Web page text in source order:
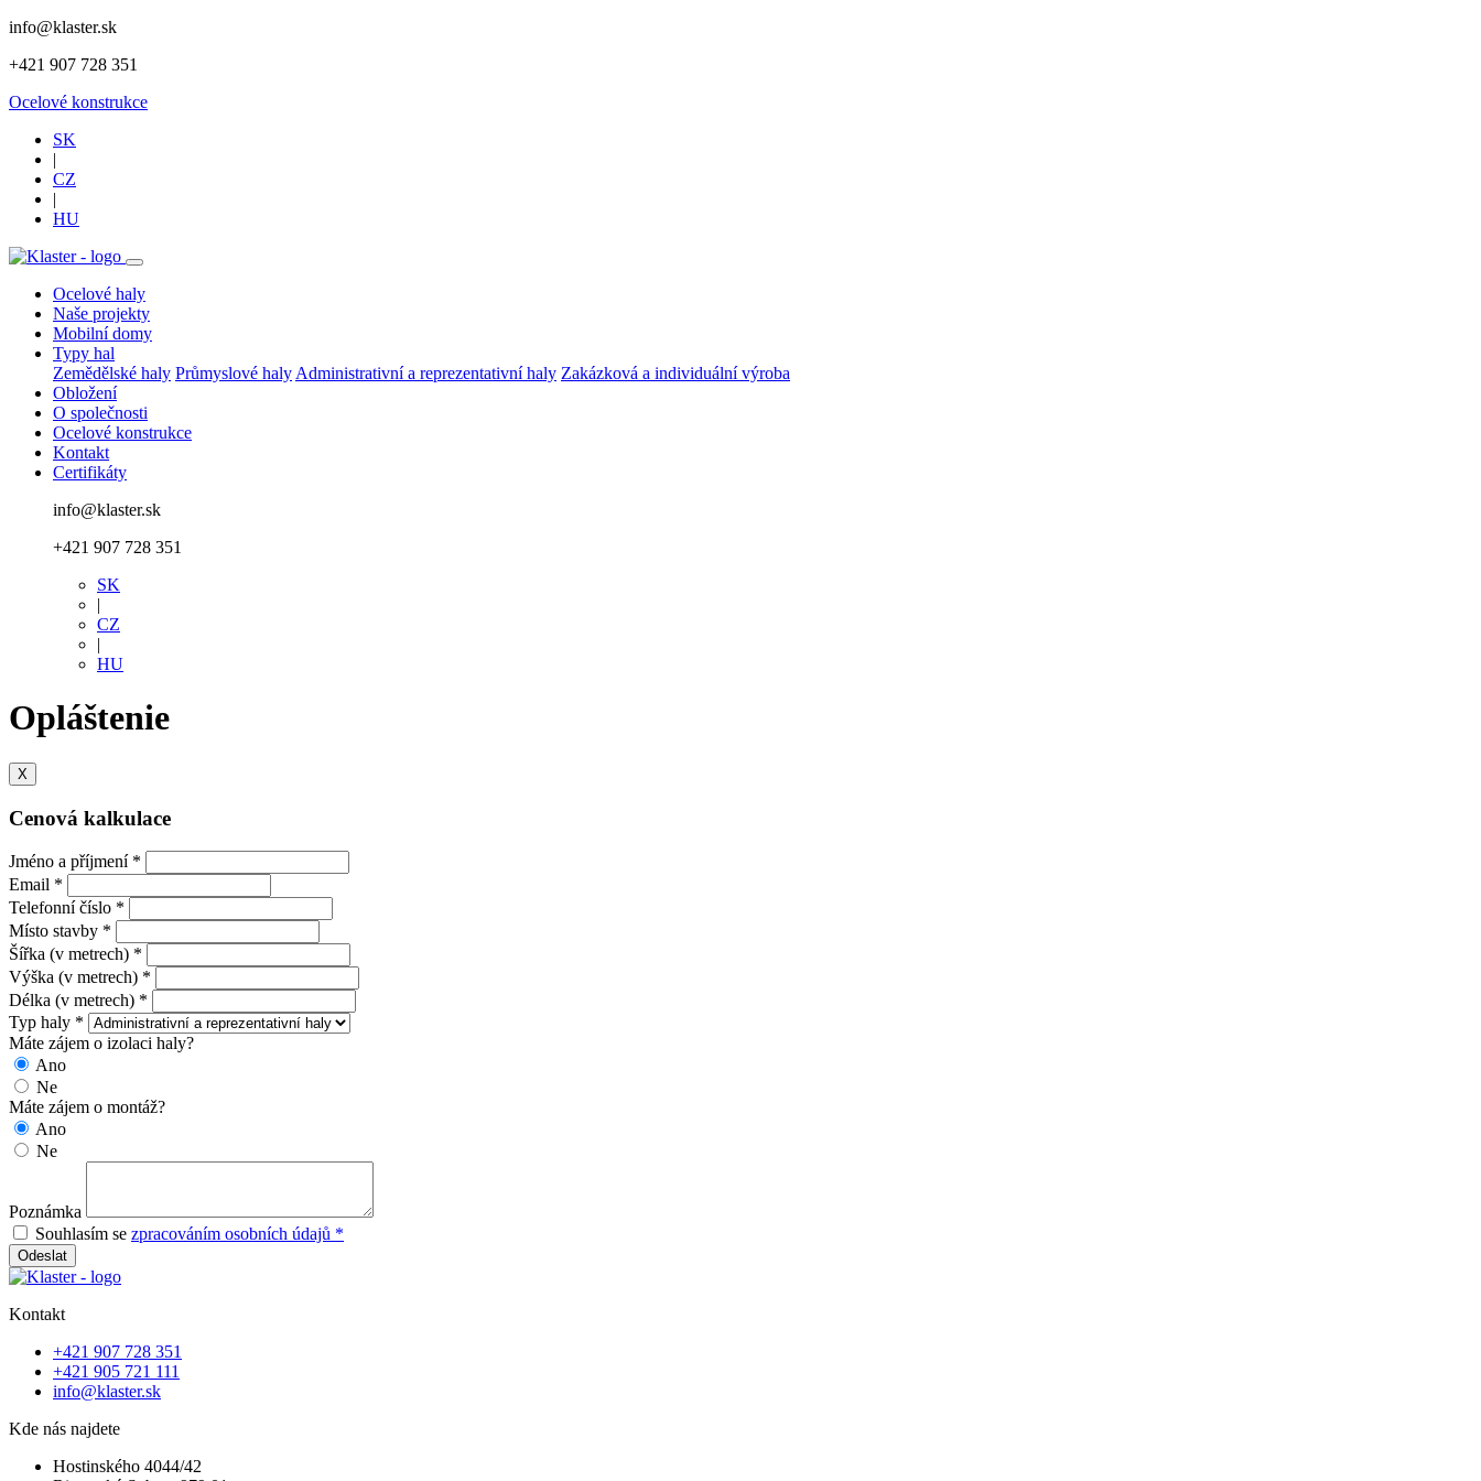
info@klaster.sk
+421 907 728 351
Ocelové konstrukce
SK
|
CZ
|
HU
Ocelové haly
Naše projekty
Mobilní domy
Typy hal
Zemědělské haly Průmyslové haly Administrativní a reprezentativní haly Zakázková a individuální výroba
Obložení
O společnosti
Ocelové konstrukce
Kontakt
Certifikáty
info@klaster.sk
+421 907 728 351
SK
|
CZ
|
HU
Opláštenie
X
Cenová kalkulace
Jméno a příjmení *
Email *
Telefonní číslo *
Místo stavby *
Šířka (v metrech) *
Výška (v metrech) *
Délka (v metrech) *
Typ haly *
Máte zájem o izolaci haly?
Ano
Ne
Máte zájem o montáž?
Ano
Ne
Poznámka
Souhlasím se zpracováním osobních údajů *
Odeslat
Kontakt
+421 907 728 351
+421 905 721 111
info@klaster.sk
Kde nás najdete
Hostinského 4044/42